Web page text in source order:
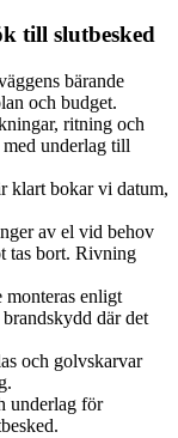
till slutbesked
bärande
och budget.
ritning och
underlag till
klart bokar vi datum,
av el vid behov
tas bort. Rivning
enligt
där det
och golvskarvar
underlag för